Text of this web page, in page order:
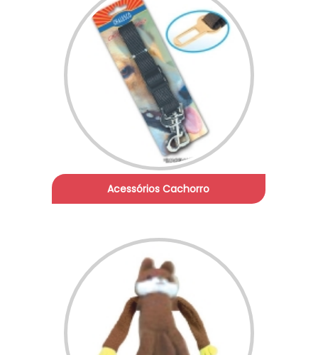
Acessórios Cachorro